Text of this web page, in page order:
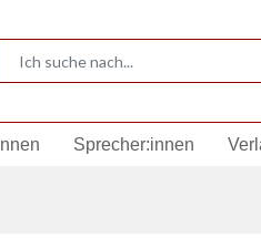
Sprecher:innen